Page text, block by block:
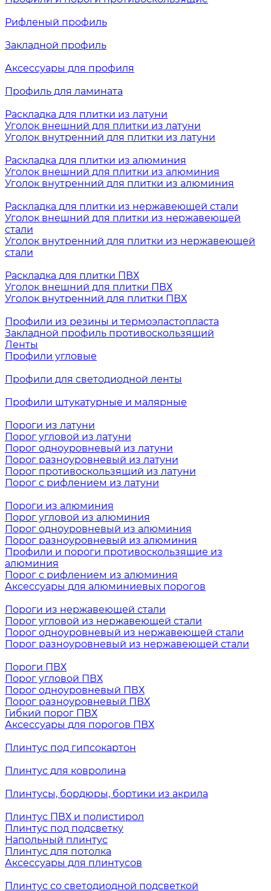
Рифленый профиль
Закладной профиль
Аксессуары для профиля
Профиль для ламината
Раскладка для плитки из латуни
Уголок внешний для плитки из латуни
Уголок внутренний для плитки из латуни
Раскладка для плитки из алюминия
Уголок внешний для плитки из алюминия
Уголок внутренний для плитки из алюминия
Раскладка для плитки из нержавеющей стали
Уголок внешний для плитки из нержавеющей
стали
Уголок внутренний для плитки из нержавеющей
стали
Раскладка для плитки ПВХ
Уголок внешний для плитки ПВХ
Уголок внутренний для плитки ПВХ
Профили из резины и термоэластопласта
Закладной профиль противоскользящий
Ленты
Профили угловые
Профили для светодиодной ленты
Профили штукатурные и малярные
Пороги из латуни
Порог угловой из латуни
Порог одноуровневый из латуни
Порог разноуровневый из латуни
Порог противоскользящий из латуни
Порог с рифлением из латуни
Пороги из алюминия
Порог угловой из алюминия
Порог одноуровневый из алюминия
Порог разноуровневый из алюминия
Профили и пороги противоскользящие из
алюминия
Порог с рифлением из алюминия
Аксессуары для алюминиевых порогов
Пороги из нержавеющей стали
Порог угловой из нержавеющей стали
Порог одноуровневый из нержавеющей стали
Порог разноуровневый из нержавеющей стали
Пороги ПВХ
Порог угловой ПВХ
Порог одноуровневый ПВХ
Порог разноуровневый ПВХ
Гибкий порог ПВХ
Аксессуары для порогов ПВХ
Плинтус под гипсокартон
Плинтус для ковролина
Плинтусы, бордюры, бортики из акрила
Плинтус ПВХ и полистирол
Плинтус под подсветку
Напольный плинтус
Плинтус для потолка
Аксессуары для плинтусов
Плинтус со светодиодной подсветкой